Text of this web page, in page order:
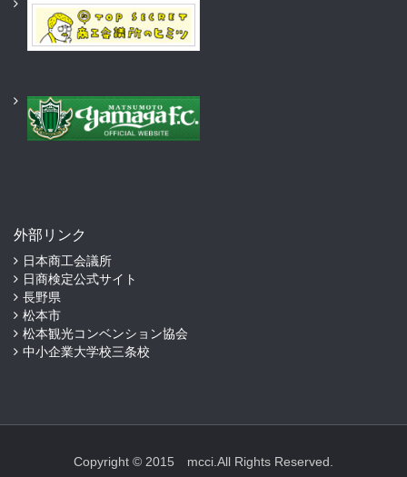
外部リンク
日本商工会議所
日商検定公式サイト
長野県
松本市
松本観光コンベンション協会
中小企業大学校三条校
Copyright © 2015 mcci.All Rights Reserved.